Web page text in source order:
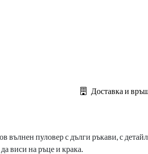
Доставка и
вълнен пуловер с дълги ръкави, с
виси на ръце и крака.